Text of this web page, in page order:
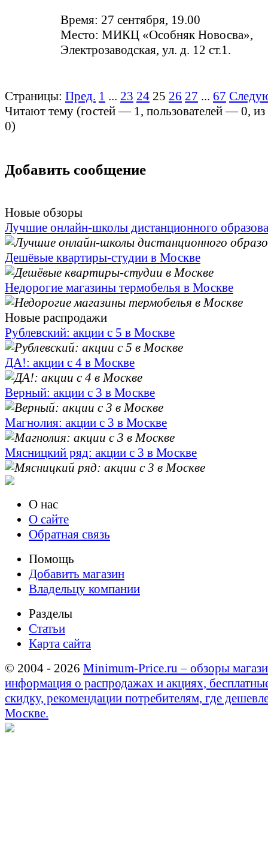
Время: 27 сентября, 19.00
Место: МИКЦ «Особняк Новосва»,
Электрозаводская, ул. д. 12 ст.1.
Страницы: Пред. 1 ... 23 24 25 26 27 ... 67
Читают тему (гостей — 1, пользователей —0,
0)
Добавить сообщение
Новые обзоры
Лучшие онлайн-школы дистанционного
Дешёвые квартиры-студии в Москве
Недорогие магазины термобелья в Москве
Новые распродажи
Рублевский: акции с 5 в Москве
ДА!: акции с 4 в Москве
Верный: акции с 3 в Москве
Магнолия: акции с 3 в Москве
Мясницкий ряд: акции с 3 в Москве
О нас
О сайте
Обратная связь
Помощь
Добавить магазин
Владельцу компании
Разделы
Статьи
Карта сайта
© 2004 - 2026 Minimum-Price.ru – обзоры
информация о распродажах и акциях,
скидку, рекомендации потребителям, где
Москве.